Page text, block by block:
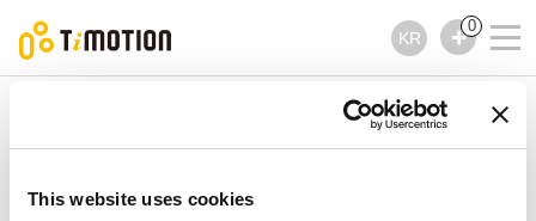
This website uses cookies
KR
0
TGM3 제품시리즈
TGM3 제품시리즈
기어드모터